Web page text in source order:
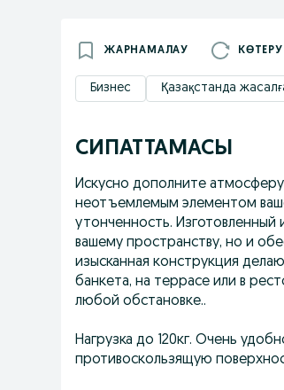
ЖАРНАМАЛАУ КӨТЕРУ
Бизнес Қазақстанда
СИПАТТАМАСЫ
Искусно дополните
неотъемлемым элементом
утонченность. Изготовленный
вашему пространству, но и
изысканная конструкция
банкета, на террасе или в
любой обстановке..
Нагрузка до 120кг. Очень
противоскользящую